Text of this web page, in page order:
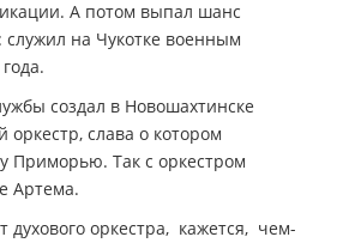
А потом выпал шанс
на Чукотке военным
создал в Новошахтинске
оркестр, слава о котором
Приморью. Так с оркестром
Артема.
духового оркестра, кажется, чем-